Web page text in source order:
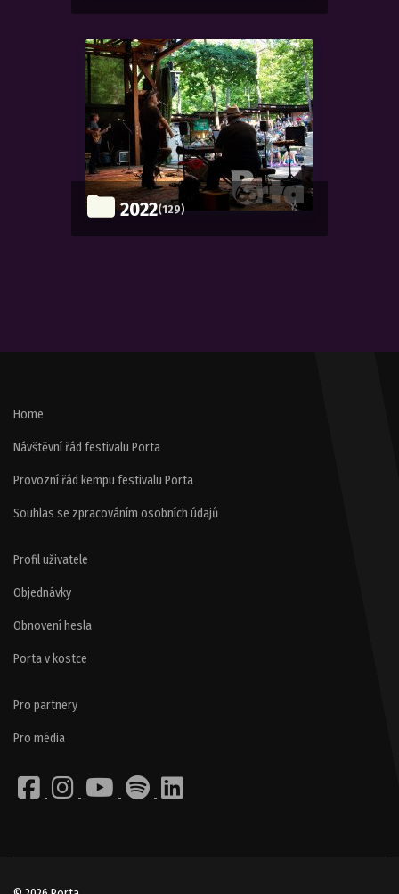
2022(129)
Home
Návštěvní řád festivalu Porta
Provozní řád kempu festivalu Porta
Souhlas se zpracováním osobních údajů
Profil uživatele
Objednávky
Obnovení hesla
Porta v kostce
Pro partnery
Pro média